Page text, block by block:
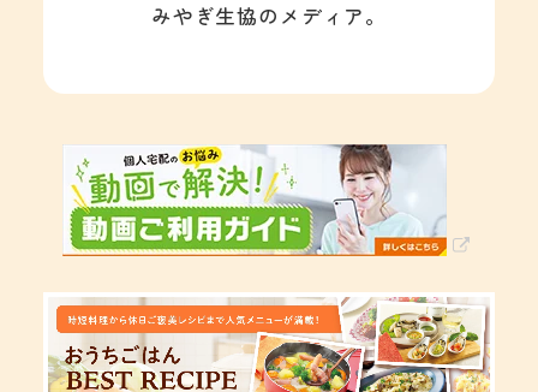
みやぎ生協のメディア。